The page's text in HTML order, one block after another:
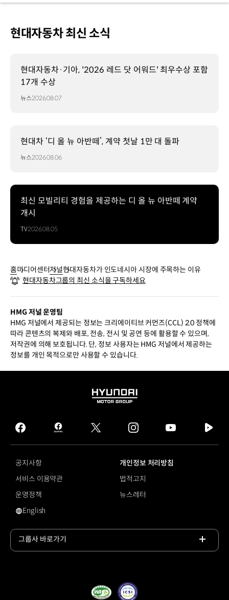
현대자동차 최신 소식
현대자동차·기아, '2026 레드 닷 어워드' 최우수상 포함
17개 수상
뉴스2026.08.07
현대차 ‘디 올 뉴 아반떼’, 계약 첫날 1만 대 돌파
뉴스2026.08.06
최신 모빌리티 경험을 제공하는 디 올 뉴 아반떼 계약
개시
TV2026.08.05
홈미디어센터저널현대자동차가 인도네시아 시장에 주목하는 이유
현대자동차그룹의 최신 소식을 구독하세요
HMG 저널 운영팀
HMG 저널에서 제공되는 정보는 크리에이티브 커먼즈(CCL) 2.0 정책에
따라 콘텐츠의 복제와 배포, 전송, 전시 및 공연 등에 활용할 수 있으며,
저작권에 의해 보호됩니다. 단, 정보 사용자는 HMG 저널에서 제공하는
정보를 개인 목적으로만 사용할 수 있습니다.
HYUNDAI
GROUP
facebook
hmg
journal
twitter instagram
tv
공지사항
개인정보 처리방침
서비스 이용약관
법적고지
운영정책
뉴스레터
영문 사이트로 이동
English
그룹사 바로가기